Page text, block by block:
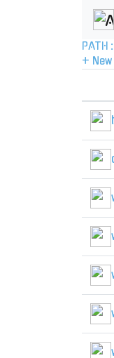
PATH :
+